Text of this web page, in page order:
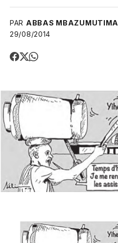
PAR ABBAS MBAZUMUTIMA
29/08/2014